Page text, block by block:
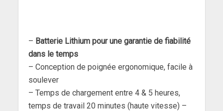
– Batterie Lithium pour une garantie de fiabilité
dans le temps
– Conception de poignée ergonomique, facile à
soulever
– Temps de chargement entre 4 & 5 heures,
temps de travail 20 minutes (haute vitesse) –